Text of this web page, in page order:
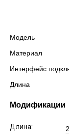
Модель
Материал
Интерфейс
Длина
Модификации
Длина: